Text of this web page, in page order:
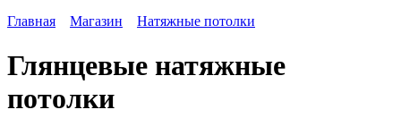
Главная
Магазин Натяжные потолки
Глянцевые натяжные
потолки